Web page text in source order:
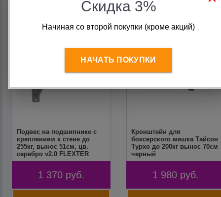
Подвес на подшипнике с
креплением к стене до
255кг, вынос 51см, цв.
серебро v2.0 FLEXTER
1 370 руб.
Кронштейн для
боксерского мешка Тайсон
Турхо до 200кг вынос 70см
черный
1 980 руб.
Скидка 3%
Начиная со второй покупки (кроме акций)
НАЧАТЬ ПОКУПКИ